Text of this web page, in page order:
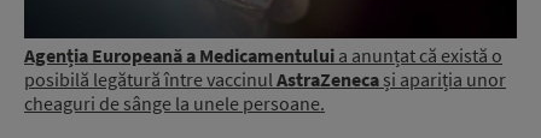
Agenția Europeană a Medicamentului a anunțat că există o
posibilă legătură între vaccinulAstraZeneca și apariția unor
cheaguri de sânge la unele persoane.